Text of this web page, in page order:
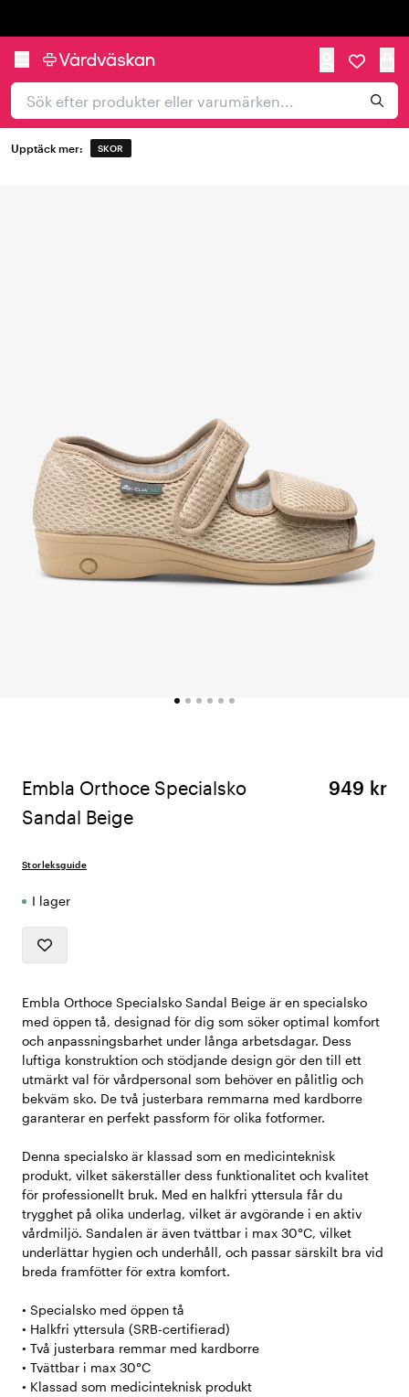
Upptäck mer: SKOR
Embla Orthoce Specialsko
Sandal Beige
949 kr
Storleksguide
I lager
Embla Orthoce Specialsko Sandal Beige är en specialsko
med öppen tå, designad för dig som söker optimal komfort
och anpassningsbarhet under långa arbetsdagar. Dess
luftiga konstruktion och stödjande design gör den till ett
utmärkt val för vårdpersonal som behöver en pålitlig och
bekväm sko. De två justerbara remmarna med kardborre
garanterar en perfekt passform för olika fotformer.
Denna specialsko är klassad som en medicinteknisk
produkt, vilket säkerställer dess funktionalitet och kvalitet
för professionellt bruk. Med en halkfri yttersula får du
trygghet på olika underlag, vilket är avgörande i en aktiv
vårdmiljö. Sandalen är även tvättbar i max 30°C, vilket
underlättar hygien och underhåll, och passar särskilt bra vid
breda framfötter för extra komfort.
• Specialsko med öppen tå
• Halkfri yttersula (SRB-certifierad)
• Två justerbara remmar med kardborre
• Tvättbar i max 30°C
• Klassad som medicinteknisk produkt